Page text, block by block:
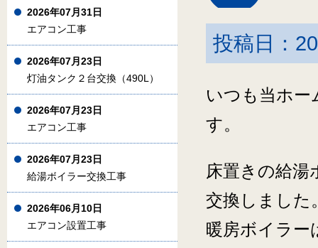
投稿日：
いつも当ホ
す。
床置きの給湯
交換しました
暖房ボイラー
2026年07月31日
エアコン工事
2026年07月23日
灯油タンク２台交換（490L）
2026年07月23日
エアコン工事
2026年07月23日
給湯ボイラー交換工事
2026年06月10日
エアコン設置工事